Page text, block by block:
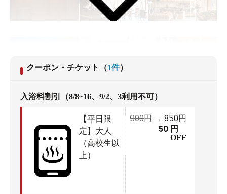
クーポン・チケット （1件）
入浴料割引（8/8~16、9/2、3利用不可）
【平日限
定】大人
（高校生以
上）
900円 → 850円
50 円
OFF